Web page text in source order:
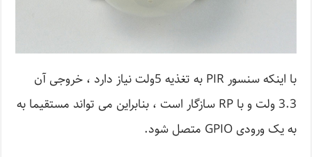
با اینکه سنسور PIR به تغذیه 5ولت نیاز دارد ، خروجی آن
3.3 ولت و با RP سازگار است ، بنابراین می تواند مستقیما به
به یک ورودی GPIO متصل شود.